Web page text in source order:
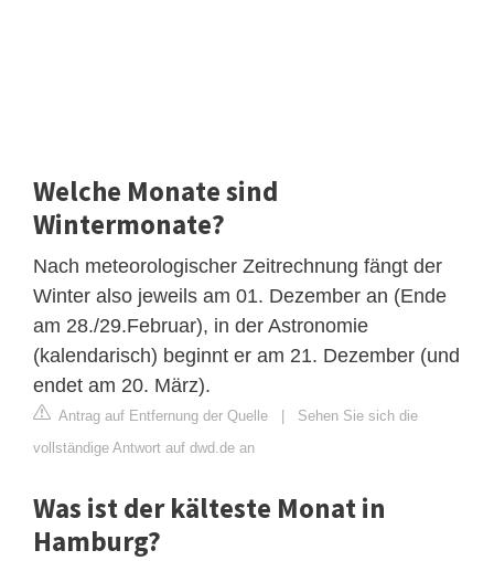
Welche Monate sind
Wintermonate?
Nach meteorologischer Zeitrechnung fängt der
Winter also jeweils am 01. Dezember an (Ende
am 28./29.Februar), in der Astronomie
(kalendarisch) beginnt er am 21. Dezember (und
endet am 20. März).
Antrag auf Entfernung der Quelle
Sehen Sie sich die
vollständige Antwort auf dwd.de an
Was ist der kälteste Monat in
Hamburg?